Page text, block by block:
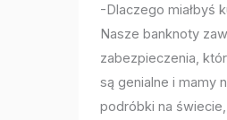
-Dlaczego miałbyś
Nasze banknoty
zabezpieczenia,
są genialne i mamy
podróbki na